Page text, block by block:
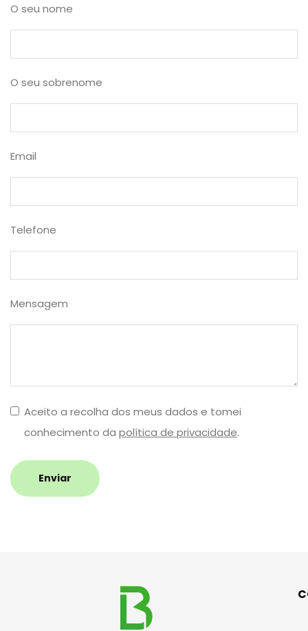
O seu nome
O seu sobrenome
Email
Telefone
Mensagem
Aceito a recolha dos meus dados e tomei
conhecimento da política de privacidade.
Enviar